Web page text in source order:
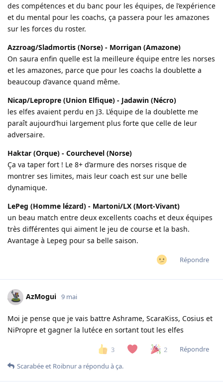
des compétences et du banc pour les équipes, de l’expérience
et du mental pour les coachs, ça passera pour les amazones
sur les forces du roster.
Azzroag/Sladmortis (Norse) - Morrigan (Amazone)
On saura enfin quelle est la meilleure équipe entre les norses
et les amazones, parce que pour les coachs la doublette a
beaucoup d’avance quand même.
Nicap/Lepropre (Union Elfique) - Jadawin (Nécro)
les elfes avaient perdu en J3. L’équipe de la doublette me
paraît aujourd’hui largement plus forte que celle de leur
adversaire.
Haktar (Orque) - Courchevel (Norse)
Ça va taper fort ! Le 8+ d’armure des norses risque de
montrer ses limites, mais leur coach est sur une belle
dynamique.
LePeg (Homme lézard) - Martoni/LX (Mort-Vivant)
un beau match entre deux excellents coachs et deux équipes
très différentes qui aiment le jeu de course et la bash.
Avantage à Lepeg pour sa belle saison.
Répondre
AzMogui 9 mai
Moi je pense que je vais battre Ashrame, ScaraKiss, Cosius et
NiPropre et gagner la lutéce en sortant tout les elfes
3 2
Répondre
Scarabéeet Roibnura répondu à ça.